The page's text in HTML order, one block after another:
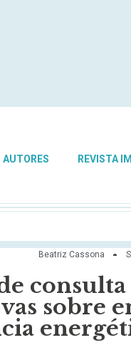
AUTORES REVISTA
Beatriz Cassona
sobre